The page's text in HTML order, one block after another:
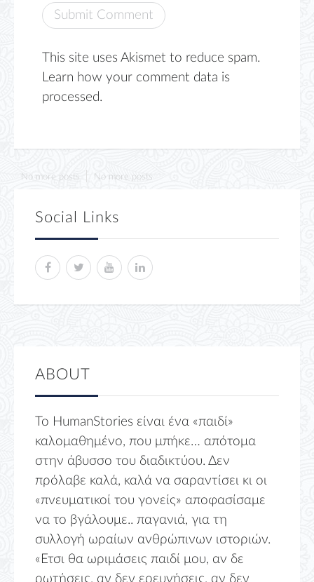
This site uses Akismet to reduce spam.
Learn how your comment data is
processed.
No more posts No more posts
Social Links
ABOUT
Το HumanStories είναι ένα «παιδί»
καλομαθημένο, που μπήκε… απότομα
στην άβυσσο του διαδικτύου. Δεν
πρόλαβε καλά, καλά να σαραντίσει κι οι
«πνευματικοί του γονείς» αποφασίσαμε
να το βγάλουμε.. παγανιά, για τη
συλλογή ωραίων ανθρώπινων ιστοριών.
«Ετσι θα ωριμάσεις παιδί μου, αν δε
ρωτήσεις, αν δεν ερευνήσεις, αν δεν